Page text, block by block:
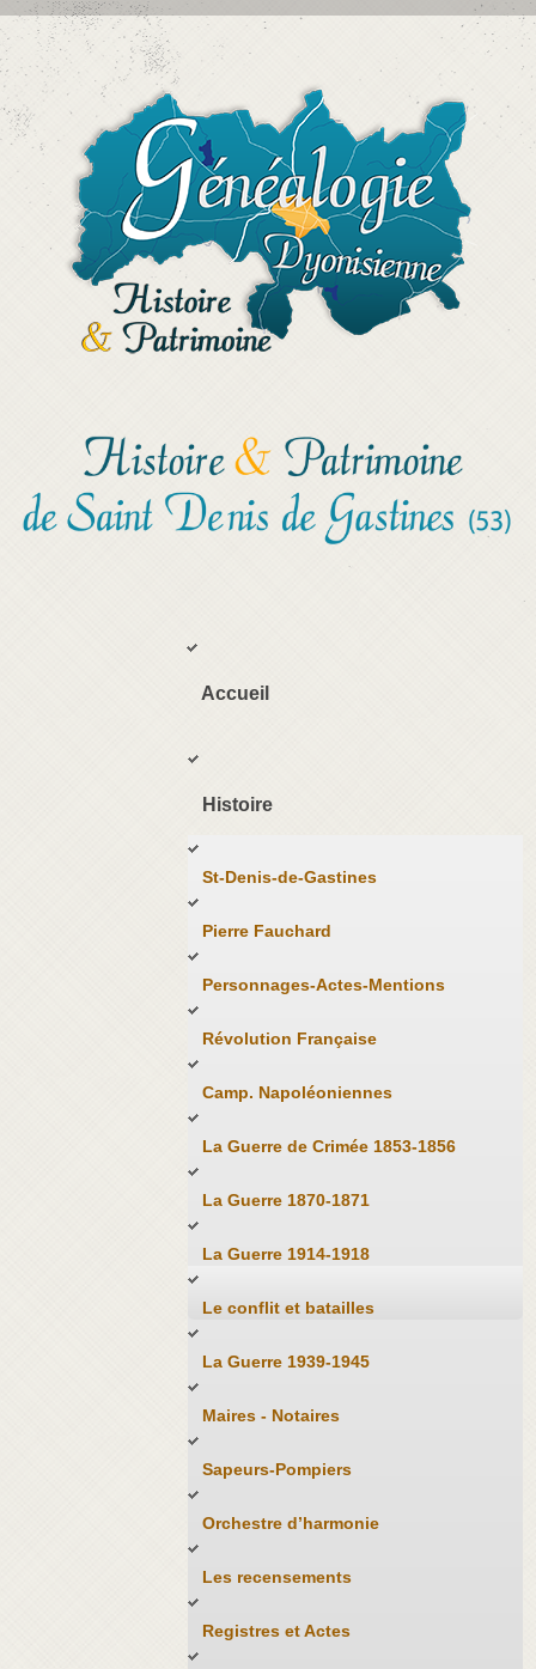
Accueil
Histoire
St-Denis-de-Gastines
Pierre Fauchard
Personnages-Actes-Mentions
Révolution Française
Camp. Napoléoniennes
La Guerre de Crimée 1853-1856
La Guerre 1870-1871
La Guerre 1914-1918
Le conflit et batailles
La Guerre 1939-1945
Maires - Notaires
Sapeurs-Pompiers
Orchestre d’harmonie
Les recensements
Registres et Actes